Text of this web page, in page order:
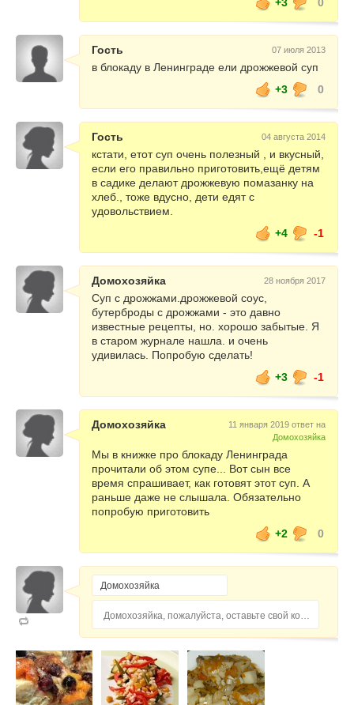
+3 0
Гость 07 июля 2013
в блокаду в Ленинграде ели дрожжевой суп
+3
0
Гость 04 августа 2014
кстати, етот суп очень полезный , и вкусный,
если его правильно приготовить,ещё детям
в садике делают дрожжевую помазанку на
хлеб., тоже вдусно, дети едят с
удовольствием.
+4
-1
Домохозяйка 28 ноября 2017
Суп с дрожжами.дрожжевой соус,
бутерброды с дрожжами - это давно
известные рецепты, но. хорошо забытые. Я
в старом журнале нашла. и очень
удивилась. Попробую сделать!
+3
-1
Домохозяйка
11 января 2019 ответ на
Домохозяйка
Мы в книжке про блокаду Ленинграда
прочитали об этом супе... Вот сын все
время спрашивает, как готовят этот суп. А
раньше даже не слышала. Обязательно
попробую приготовить
+2
0
Домохозяйка, пожалуйста, оставьте свой комментарий...